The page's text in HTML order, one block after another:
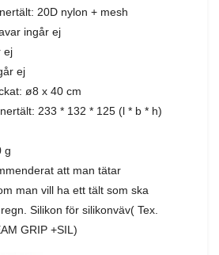
20D nylon + mesh
ingår ej
ej
ej
ø8 x 40 cm
233 * 132 * 125 (l * b * h)
g
att man tätar
man vill ha ett tält som ska
Silikon för silikonväv( Tex.
GRIP +SIL)